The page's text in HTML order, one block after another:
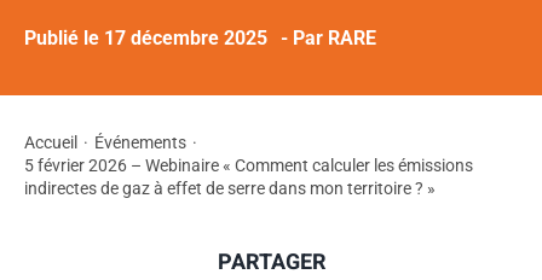
Publié le 17 décembre 2025 - Par RARE
Accueil
Événements
5 février 2026 – Webinaire « Comment calculer les émissions
indirectes de gaz à effet de serre dans mon territoire ? »
PARTAGER